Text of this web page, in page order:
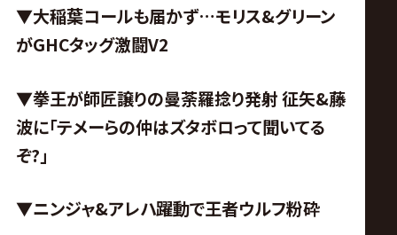
▼大稲葉コールも届かず…モリス&グリーン
がGHCタッグ激闘V2
▼拳王が師匠譲りの曼荼羅捻り発射征矢&藤
波に「テメーらの仲はズタボロって聞いてる
ぞ?」
▼ニンジャ&アレハ躍動で王者ウルフ粉砕